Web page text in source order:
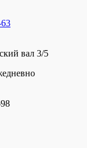
вал 3/5